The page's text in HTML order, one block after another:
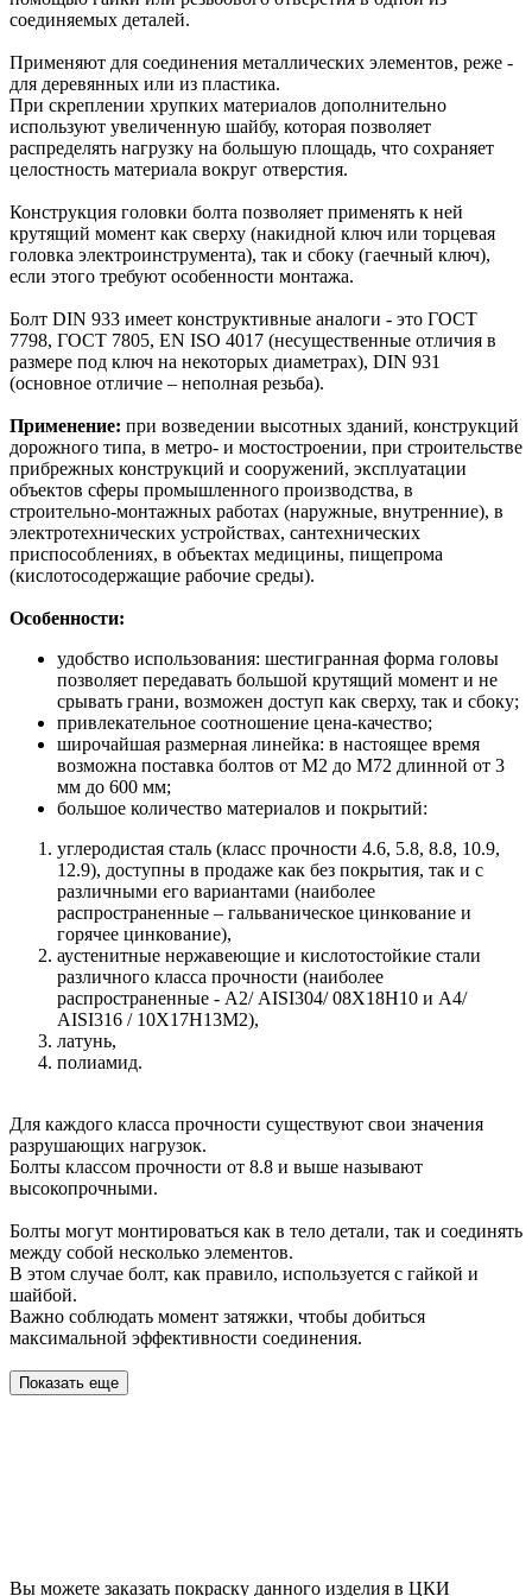
соединяемых деталей.
Применяют для соединения металлических элементов, реже -
для деревянных или из пластика.
При скреплении хрупких материалов дополнительно
используют увеличенную шайбу, которая позволяет
распределять нагрузку на большую площадь, что сохраняет
целостность материала вокруг отверстия.
Конструкция головки болта позволяет применять к ней
крутящий момент как сверху (накидной ключ или торцевая
головка электроинструмента), так и сбоку (гаечный ключ),
если этого требуют особенности монтажа.
Болт DIN 933 имеет конструктивные аналоги - это ГОСТ
7798, ГОСТ 7805, EN ISO 4017 (несущественные отличия в
размере под ключ на некоторых диаметрах), DIN 931
(основное отличие – неполная резьба).
Применение: при возведении высотных зданий, конструкций
дорожного типа, в метро- и мостостроении, при строительстве
прибрежных конструкций и сооружений, эксплуатации
объектов сферы промышленного производства, в
строительно-монтажных работах (наружные, внутренние), в
электротехнических устройствах, сантехнических
приспособлениях, в объектах медицины, пищепрома
(кислотосодержащие рабочие среды).
Особенности:
удобство использования: шестигранная форма головы
позволяет передавать большой крутящий момент и не
срывать грани, возможен доступ как сверху, так и сбоку;
привлекательное соотношение цена-качество;
широчайшая размерная линейка: в настоящее время
возможна поставка болтов от М2 до М72 длинной от 3
мм до 600 мм;
большое количество материалов и покрытий:
углеродистая сталь (класс прочности 4.6, 5.8, 8.8, 10.9,
12.9), доступны в продаже как без покрытия, так и с
различными его вариантами (наиболее
распространенные – гальваническое цинкование и
горячее цинкование),
аустенитные нержавеющие и кислотостойкие стали
различного класса прочности (наиболее
распространенные - А2/ AISI304/ 08Х18Н10 и A4/
AISI316 / 10Х17H13M2),
латунь,
полиамид.
Для каждого класса прочности существуют свои значения
разрушающих нагрузок.
Болты классом прочности от 8.8 и выше называют
высокопрочными.
Болты могут монтироваться как в тело детали, так и соединять
между собой несколько элементов.
В этом случае болт, как правило, используется с гайкой и
шайбой.
Важно соблюдать момент затяжки, чтобы добиться
максимальной эффективности соединения.
Показать еще
Вы можете заказать покраску данного изделия в ЦКИ